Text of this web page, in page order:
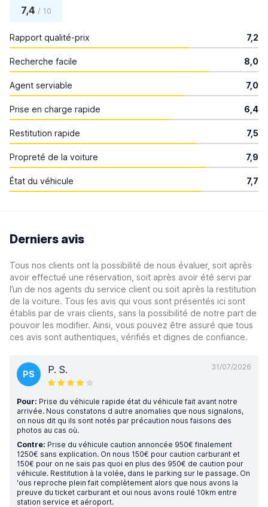
7,4 / 10
Rapport qualité-prix 7,2
Recherche facile 8,0
Agent serviable 7,0
Prise en charge rapide 6,4
Restitution rapide 7,5
Propreté de la voiture 7,9
État du véhicule 7,7
Derniers avis
Tous nos clients ont la possibilité de nous évaluer, soit après
avoir effectué une réservation, soit après avoir été servi par
l’un de nos agents du service client ou soit après la restitution
de la voiture. Tous les avis qui vous sont présentés ici sont
établis par de vrais clients, sans la possibilité de notre part de
pouvoir les modifier. Ainsi, vous pouvez être assuré que tous
ces avis sont authentiques, vérifiés et dignes de confiance.
31/07/2026
PS P. S.
Pour: Prise du véhicule rapide état du véhicule fait avant notre
arrivée. Nous constatons d autre anomalies que nous signalons,
on nous dit qu ils sont notés par précaution nous faisons des
photos au cas où.
Contre: Prise du véhicule caution annoncée 950€ finalement
1250€ sans explication. On nous 150€ pour caution carburant et
150€ pour on ne sais pas quoi en plus des 950€ de caution pour
véhicule. Restitution à la volée, dans le parking sur le passage. On
'ous reproche plein fait complètement alors que nous avons la
preuve du ticket carburant et oui nous avons roulé 10km entre
station service et aéroport.